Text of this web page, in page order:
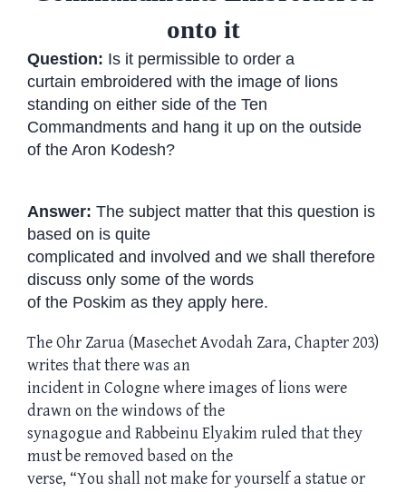
onto it
Question: Is it permissible to order a
curtain embroidered with the image of lions
standing on either side of the Ten
Commandments and hang it up on the outside
of the Aron Kodesh?
Answer: The subject matter that this question is
based on is quite
complicated and involved and we shall therefore
discuss only some of the words
of the Poskim as they apply here.
The Ohr Zarua (Masechet Avodah Zara, Chapter 203)
writes that there was an
incident in Cologne where images of lions were
drawn on the windows of the
synagogue and Rabbeinu Elyakim ruled that they
must be removed based on the
verse, “You shall not make for yourself a statue or